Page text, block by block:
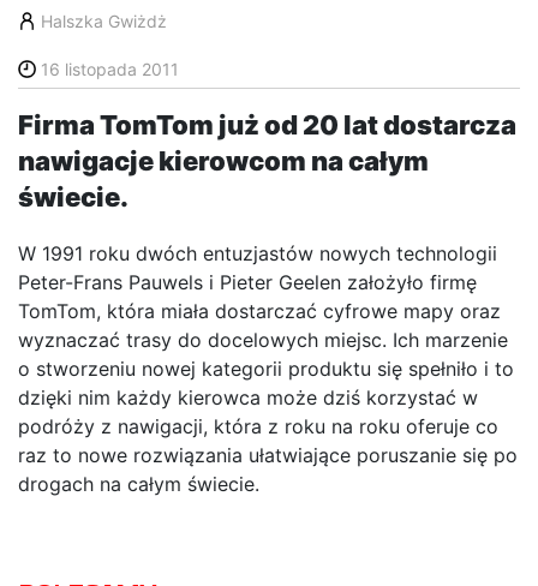
Halszka Gwiżdż
16 listopada 2011
Firma TomTom już od 20 lat dostarcza
nawigacje kierowcom na całym
świecie.
W 1991 roku dwóch entuzjastów nowych technologii
Peter-Frans Pauwels i Pieter Geelen założyło firmę
TomTom, która miała dostarczać cyfrowe mapy oraz
wyznaczać trasy do docelowych miejsc. Ich marzenie
o stworzeniu nowej kategorii produktu się spełniło i to
dzięki nim każdy kierowca może dziś korzystać w
podróży z nawigacji, która z roku na roku oferuje co
raz to nowe rozwiązania ułatwiające poruszanie się po
drogach na całym świecie.